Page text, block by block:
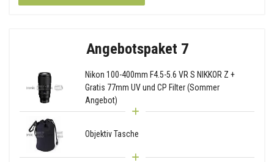
Angebotspaket 7
Nikon 100-400mm F4.5-5.6 VR S NIKKOR Z +
Gratis 77mm UV und CP Filter (Sommer
Angebot)
Objektiv Tasche